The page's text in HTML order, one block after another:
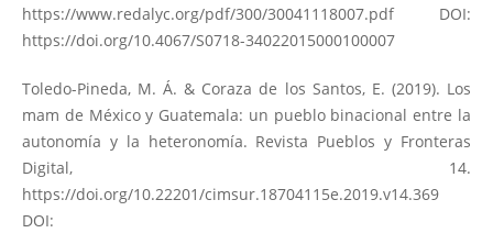
https://www.redalyc.org/pdf/300/30041118007.pdfDOI:
https://doi.org/10.4067/S0718-34022015000100007
Toledo-Pineda, M. Á. & Coraza de los Santos, E. (2019). Los
mam de México y Guatemala: un pueblo binacional entre la
autonomía y la heteronomía. Revista Pueblos y Fronteras
Digital, 14.
https://doi.org/10.22201/cimsur.18704115e.2019.v14.369
DOI: